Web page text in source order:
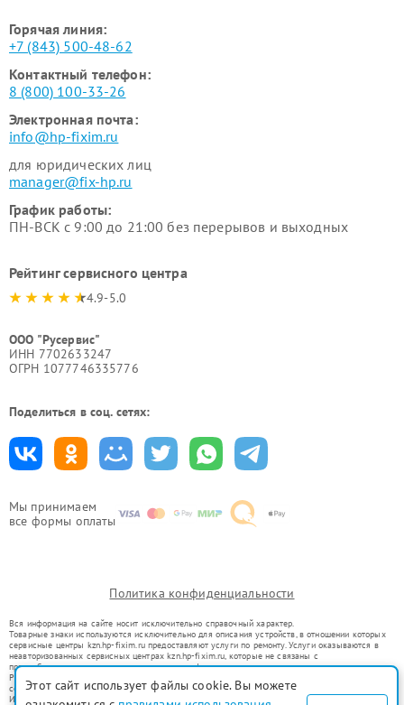
Мы принимаем
все формы оплаты
Горячая линия:
+7 (843) 500-48-62
Контактный телефон:
8 (800) 100-33-26
Электронная почта:
info@hp-fixim.ru
для юридических лиц
manager@fix-hp.ru
График работы:
ПН-ВСК с 9:00 до 21:00 без перерывов и выходных
Рейтинг сервисного центра
4.9-5.0
ООО "Русервис"
ИНН 7702633247
ОГРН 1077746335776
Поделиться в соц. сетях:
Политика конфиденциальности
Вся информация на сайте носит исключительно справочный характер.
Товарные знаки используются исключительно для описания устройств, в отношении которых
сервисные центры kzn.hp-fixim.ru предоставляют услуги по ремонту. Услуги оказываются в
неавторизованных сервисных центрах kzn.hp-fixim.ru, которые не связаны с
правообладателями товарных знаков или их официальными представителями.
Ремонт осуществляется для устройств, уже введенных в гражданский оборот в соответствии
со статьей 1487 ГК РФ.
Использование товарных знаков не преследует цели индивидуализации услуг или введения
Этот сайт использует файлы cookie. Вы можете